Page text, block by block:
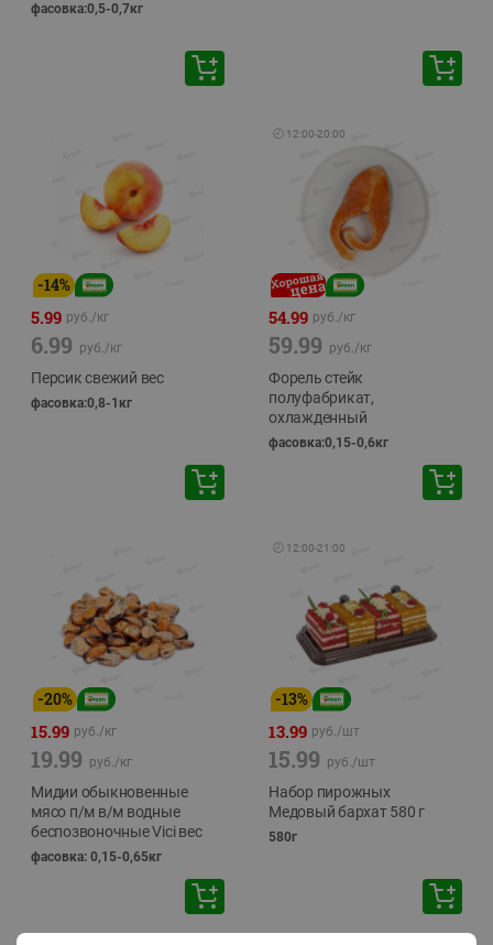
фасовка:0,5-0,7кг
-14%
5.99 руб./кг
6.99 руб./кг
Персик свежий вес
фасовка:0,8-1кг
🕘 12:00-20:00
54.99 руб./кг
59.99 руб./кг
Форель стейк
полуфабрикат,
охлажденный
фасовка:0,15-0,6кг
-20%
15.99 руб./кг
19.99 руб./кг
Мидии обыкновенные
мясо п/м в/м водные
беспозвоночные Vici вес
фасовка: 0,15-0,65кг
🕘 12:00-21:00
-13%
13.99 руб./шт
15.99 руб./шт
Набор пирожных
Медовый бархат 580 г
580г